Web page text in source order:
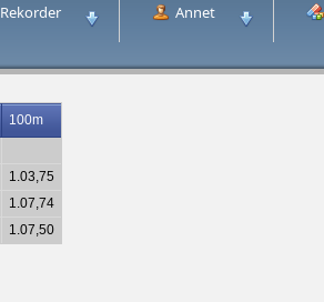
Rekorder Annet
100m
1.03,75
1.07,74
1.07,50